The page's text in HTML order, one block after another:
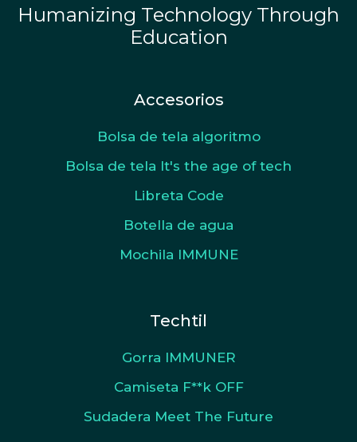
Humanizing Technology Through
Education
Accesorios
Bolsa de tela algoritmo
Bolsa de tela It's the age of tech
Libreta Code
Botella de agua
Mochila IMMUNE
Techtil
Gorra IMMUNER
Camiseta F**k OFF
Sudadera Meet The Future